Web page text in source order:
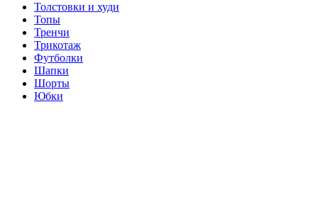
Толстовки и худи
Топы
Тренчи
Трикотаж
Футболки
Шапки
Шорты
Юбки